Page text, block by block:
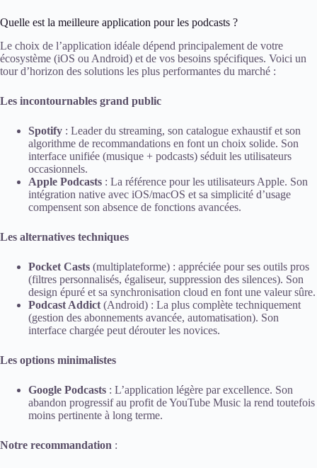
Quelle est la meilleure application pour les podcasts ?
Le choix de l’application idéale dépend principalement de votre
écosystème (iOS ou Android) et de vos besoins spécifiques. Voici un
tour d’horizon des solutions les plus performantes du marché :
Les incontournables grand public
Spotify : Leader du streaming, son catalogue exhaustif et son
algorithme de recommandations en font un choix solide. Son
interface unifiée (musique + podcasts) séduit les utilisateurs
occasionnels.
Apple Podcasts : La référence pour les utilisateurs Apple. Son
intégration native avec iOS/macOS et sa simplicité d’usage
compensent son absence de fonctions avancées.
Les alternatives techniques
Pocket Casts (multiplateforme) : appréciée pour ses outils pros
(filtres personnalisés, égaliseur, suppression des silences). Son
design épuré et sa synchronisation cloud en font une valeur sûre.
Podcast Addict (Android) : La plus complète techniquement
(gestion des abonnements avancée, automatisation). Son
interface chargée peut dérouter les novices.
Les options minimalistes
Google Podcasts : L’application légère par excellence. Son
abandon progressif au profit de YouTube Music la rend toutefois
moins pertinente à long terme.
Notre recommandation :